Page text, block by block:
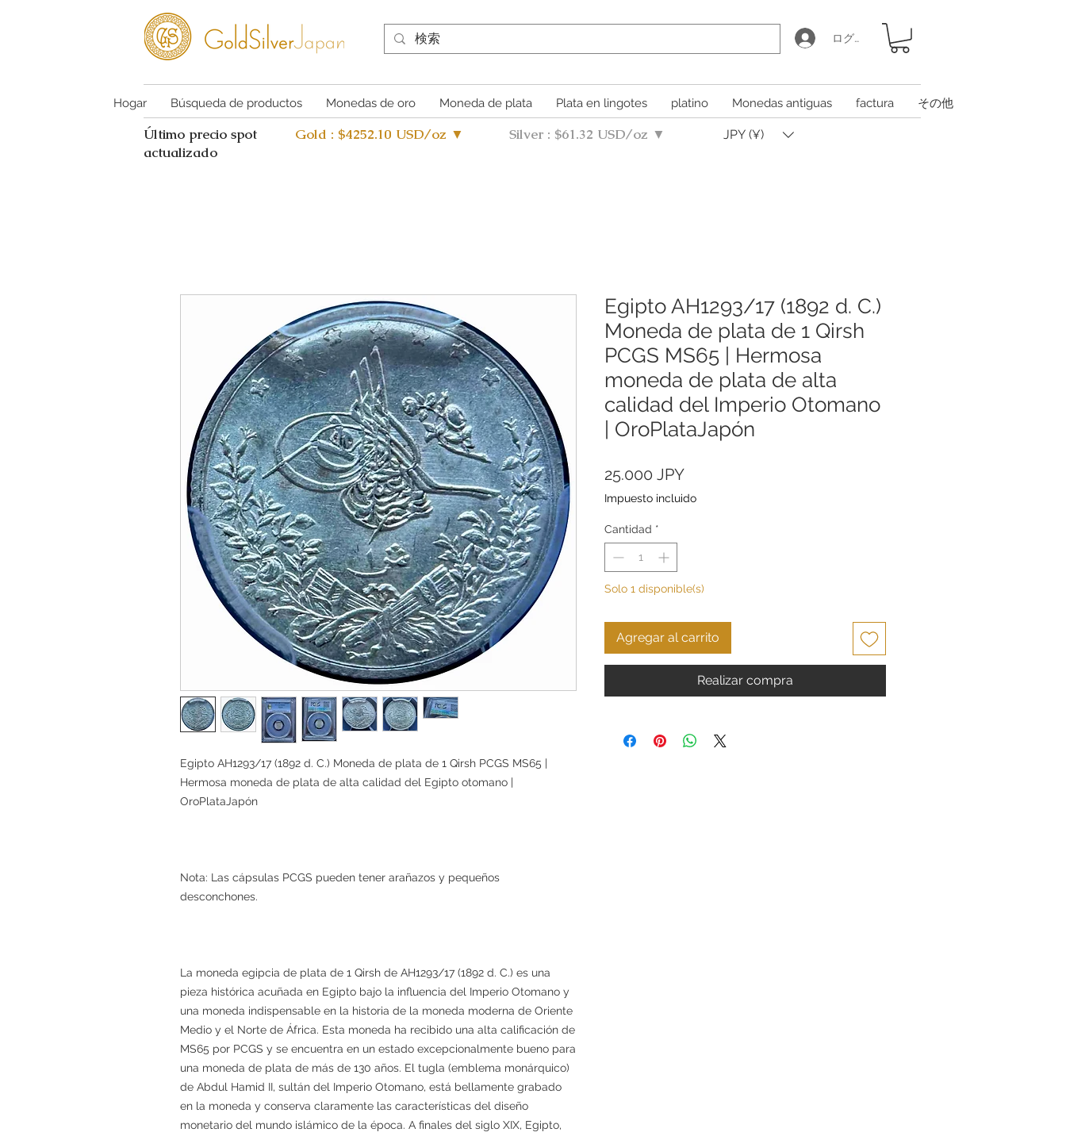
ログイン
Hogar Búsqueda de productos Monedas de oro Moneda de plata Plata en lingotes platino Monedas antiguas factura その他
Último precio spot
actualizado
Gold : $4252.10 USD/oz ▼ Silver : $61.32 USD/oz ▼ JPY (¥)
Egipto AH1293/17 (1892 d. C.) Moneda de plata de 1 Qirsh PCGS MS65 |
Hermosa moneda de plata de alta calidad del Egipto otomano |
OroPlataJapón
Nota: Las cápsulas PCGS pueden tener arañazos y pequeños
desconchones.
La moneda egipcia de plata de 1 Qirsh de AH1293/17 (1892 d. C.) es una
pieza histórica acuñada en Egipto bajo la influencia del Imperio Otomano y
una moneda indispensable en la historia de la moneda moderna de Oriente
Medio y el Norte de África. Esta moneda ha recibido una alta calificación de
MS65 por PCGS y se encuentra en un estado excepcionalmente bueno para
una moneda de plata de más de 130 años. El tugla (emblema monárquico)
de Abdul Hamid II, sultán del Imperio Otomano, está bellamente grabado
en la moneda y conserva claramente las características del diseño
monetario del mundo islámico de la época. A finales del siglo XIX, Egipto,
Egipto AH1293/17 (1892 d. C.)
Moneda de plata de 1 Qirsh
PCGS MS65 | Hermosa
moneda de plata de alta
calidad del Imperio Otomano
| OroPlataJapón
25.000 JPYPrecio
Impuesto incluido
Cantidad *
Solo 1 disponible(s)
Agregar al carrito
Realizar compra